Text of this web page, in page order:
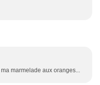
marmelade aux oranges...